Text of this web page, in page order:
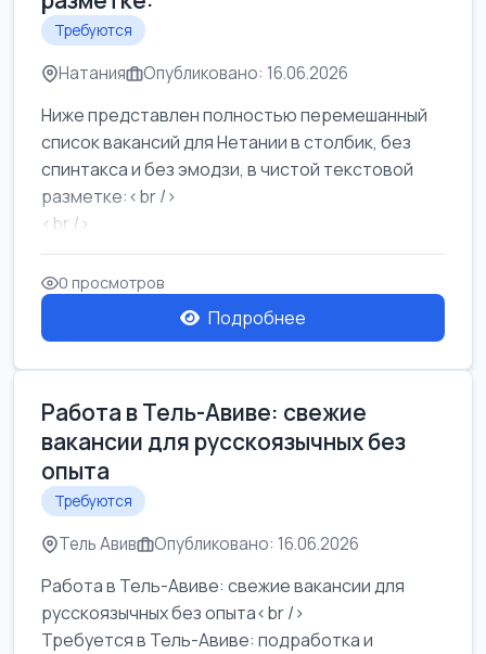
Требуются
Натания Опубликовано: 16.06.2026
Ниже представлен полностью перемешанный
список вакансий для Нетании в столбик, без
спинтакса и без эмодзи, в чистой текстовой
разметке:<br />
<br />
Работа в Нетании на мебельном производстве:
требу...
0 просмотров
Подробнее
Работа в Тель-Авиве: свежие
вакансии для русскоязычных без
опыта
Требуются
Тель Авив Опубликовано: 16.06.2026
Работа в Тель-Авиве: свежие вакансии для
русскоязычных без опыта<br />
Требуется в Тель-Авиве: подработка и